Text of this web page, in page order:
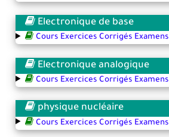
Electronique de base
Cours Exercices Corrigés Examens
Electronique analogique
Cours Exercices Corrigés Examens
physique nucléaire
Cours Exercices Corrigés Examens